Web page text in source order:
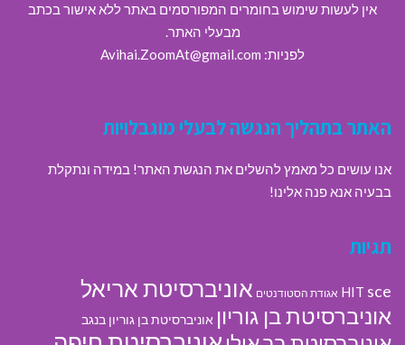
אין לעשות שימוש בחומרים המפורסמים באתר ללא אישור בכתב
מבעלי האתר.
לפניות: Avihai.ZoomAt@gmail.com
האתר בתהליך הנגשה לבעלי מוגבלויות
אנו עושים כל מאמץ להשלים את הנגשת האתר! במידה ונתקלת
בבעיה אנא פנה אלינו!
תגיות
HIT sce אגודת הסטודנטים אוניברסיטת אריאל
אוניברסיטת בן גוריון אוניברסיטת בן גוריון בנגב